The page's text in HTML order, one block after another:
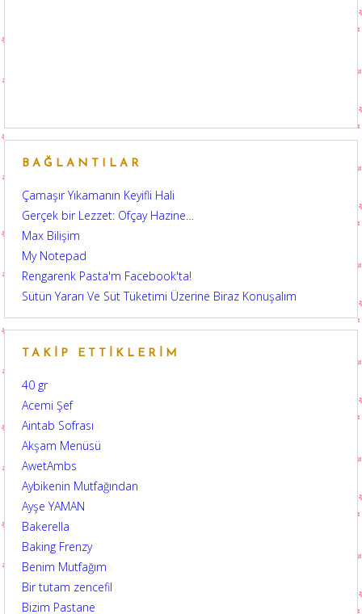
BAĞLANTILAR
Çamaşır Yıkamanın Keyifli Hali
Gerçek bir Lezzet: Ofçay Hazine…
Max Bilişim
My Notepad
Rengarenk Pasta'm Facebook'ta!
Sütün Yararı Ve Süt Tüketimi Üzerine Biraz Konuşalım
TAKIP ETTIKLERIM
40 gr
Acemi Şef
Aintab Sofrası
Akşam Menüsü
AwetAmbs
Aybikenin Mutfağından
Ayşe YAMAN
Bakerella
Baking Frenzy
Benim Mutfağım
Bir tutam zencefil
Bizim Pastane